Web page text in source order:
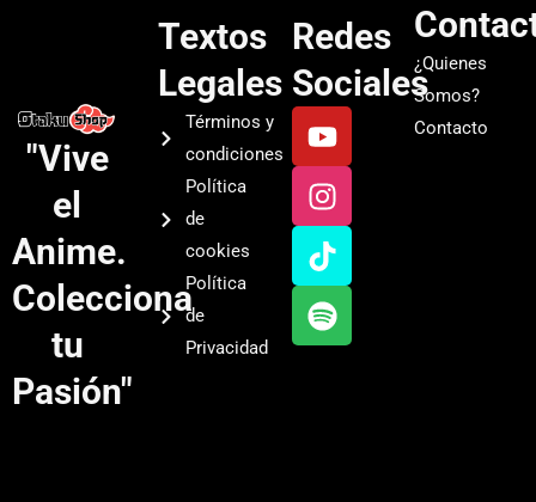
"Vive
el
Anime.
Colecciona
tu
Pasión"
Textos
Legales
Términos y
condiciones
Política
de
cookies
Política
de
Privacidad
Redes
Sociales
Y
o
u
t
u
b
e
I
n
s
t
a
g
r
a
T
i
k
t
o
k
S
p
o
t
i
f
y
¿Quienes
Somos?
Contacto